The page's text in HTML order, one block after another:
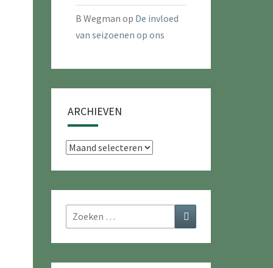
B Wegman op De invloed
van seizoenen op ons
ARCHIEVEN
Archieven
Zoeken
naar: